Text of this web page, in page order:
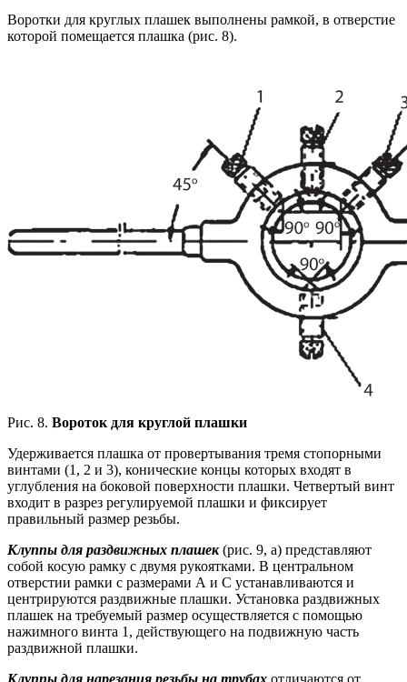
Воротки для круглых плашек выполнены рамкой, в отверстие
которой помещается плашка (рис. 8).
Рис. 8. Вороток для круглой плашки
Удерживается плашка от провертывания тремя стопорными
винтами (1, 2 и 3), конические концы которых входят в
углубления на боковой поверхности плашки. Четвертый винт
входит в разрез регулируемой плашки и фиксирует
правильный размер резьбы.
Клуппы для раздвижных плашек(рис. 9, а) представляют
собой косую рамку с двумя рукоятками. В центральном
отверстии рамки с размерами А и С устанавливаются и
центрируются раздвижные плашки. Установка раздвижных
плашек на требуемый размер осуществляется с помощью
нажимного винта 1, действующего на подвижную часть
раздвижной плашки.
Клуппы для нарезания резьбы на трубах отличаются от